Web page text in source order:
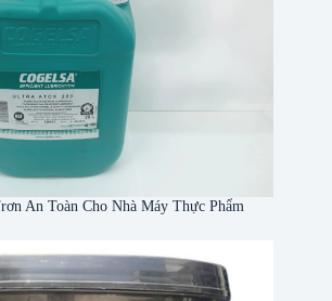
An Toàn Cho Nhà Máy Thực Phẩm